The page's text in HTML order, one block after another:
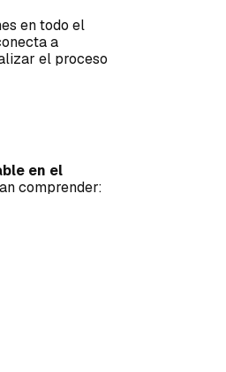
en todo el
a
el proceso
en el
comprender: